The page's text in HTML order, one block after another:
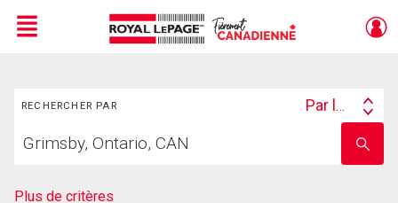
Menu
RECHERCHER PAR
Search
Par lieu
votre
nom
Plus de critères